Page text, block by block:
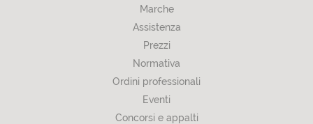
Marche
Assistenza
Prezzi
Normativa
Ordini professionali
Eventi
Concorsi e appalti